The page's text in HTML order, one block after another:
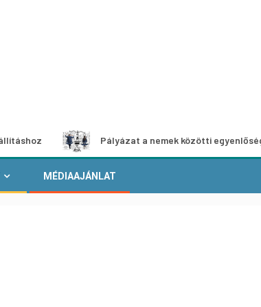
Pályázat a nemek közötti egyenlőség európai
MÉDIAAJÁNLAT